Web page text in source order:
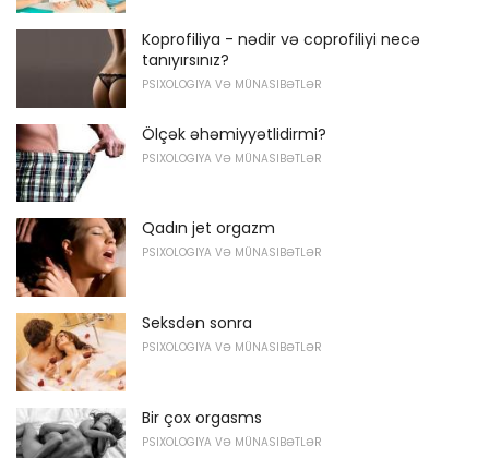
Koprofiliya - nədir və coprofiliyi necə
tanıyırsınız?
PSIXOLOGIYA VƏ MÜNASIBƏTLƏR
Ölçək əhəmiyyətlidirmi?
PSIXOLOGIYA VƏ MÜNASIBƏTLƏR
Qadın jet orgazm
PSIXOLOGIYA VƏ MÜNASIBƏTLƏR
Seksdən sonra
PSIXOLOGIYA VƏ MÜNASIBƏTLƏR
Bir çox orgasms
PSIXOLOGIYA VƏ MÜNASIBƏTLƏR